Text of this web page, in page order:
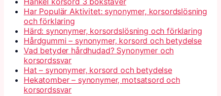
Har Populär Aktivitet: synonymer, korsordslösning
och förklaring
Härd: synonymer, korsordslösning och förklaring
Hårdgummi – synonymer, korsord och betydelse
Vad betyder hårdhudad? Synonymer och
korsordssvar
Hat – synonymer, korsord och betydelse
Hekatomber – synonymer, motsatsord och
korsordssvar